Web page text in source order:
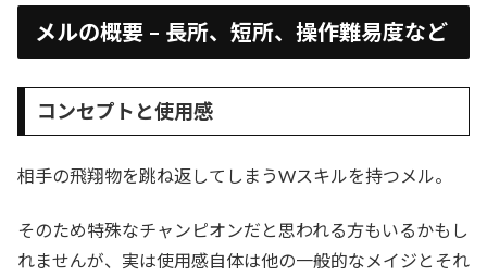
メルの概要 – 長所、短所、操作難易度など
コンセプトと使用感
相手の飛翔物を跳ね返してしまうWスキルを持つメル。
そのため特殊なチャンピオンだと思われる方もいるかもし
れませんが、実は使用感自体は他の一般的なメイジとそれ